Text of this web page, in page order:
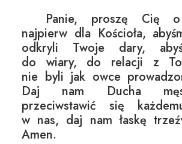
Panie, proszę Cię o
najpierw dla Kościoła,
odkryli Twoje dary,
do wiary, do relacji z
nie byli jak owce
Daj nam Ducha
przeciwstawić się
w nas, daj nam łaskę
Amen.